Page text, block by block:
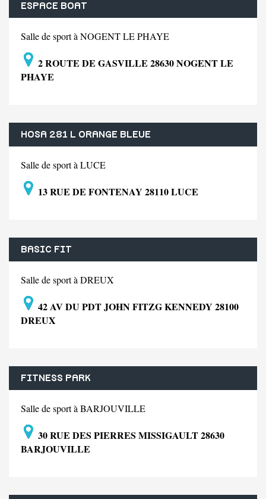
ESPACE BOAT
Salle de sport à NOGENT LE PHAYE
2 ROUTE DE GASVILLE 28630 NOGENT LE
PHAYE
HOSA 281 L ORANGE BLEUE
Salle de sport à LUCE
13 RUE DE FONTENAY 28110 LUCE
BASIC FIT
Salle de sport à DREUX
42 AV DU PDT JOHN FITZG KENNEDY 28100
DREUX
FITNESS PARK
Salle de sport à BARJOUVILLE
30 RUE DES PIERRES MISSIGAULT 28630
BARJOUVILLE